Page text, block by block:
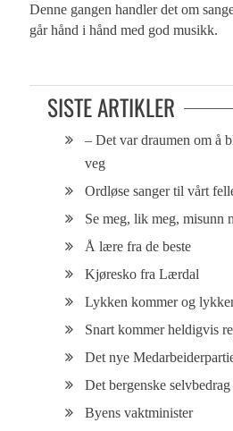
Denne gangen handler det om
går hånd i hånd med god musikk.
SISTE ARTIKLER
– Det var draumen om å
veg
Ordløse sanger til vårt
Se meg, lik meg, misunn
Å lære fra de beste
Kjøresko fra Lærdal
Lykken kommer og
Snart kommer heldigvis
Det nye
Det bergenske selvbedrag
Byens vaktminister